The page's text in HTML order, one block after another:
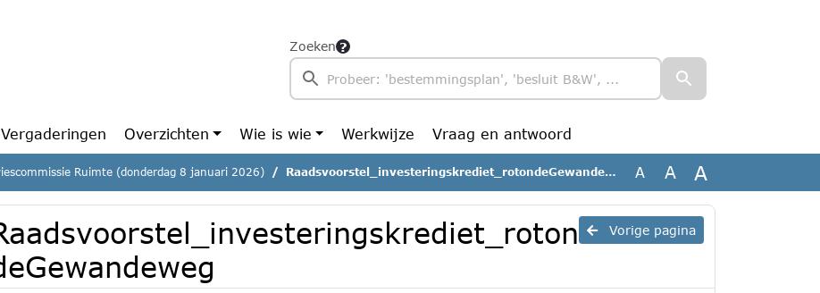
Zoeken
Vergaderingen Overzichten Wie is wie Werkwijze Vraag en antwoord
Ruimte (donderdag 8 januari 2026) Raadsvoorstel_investeringskrediet_rotondeGewandeweg A A A
Vorige pagina